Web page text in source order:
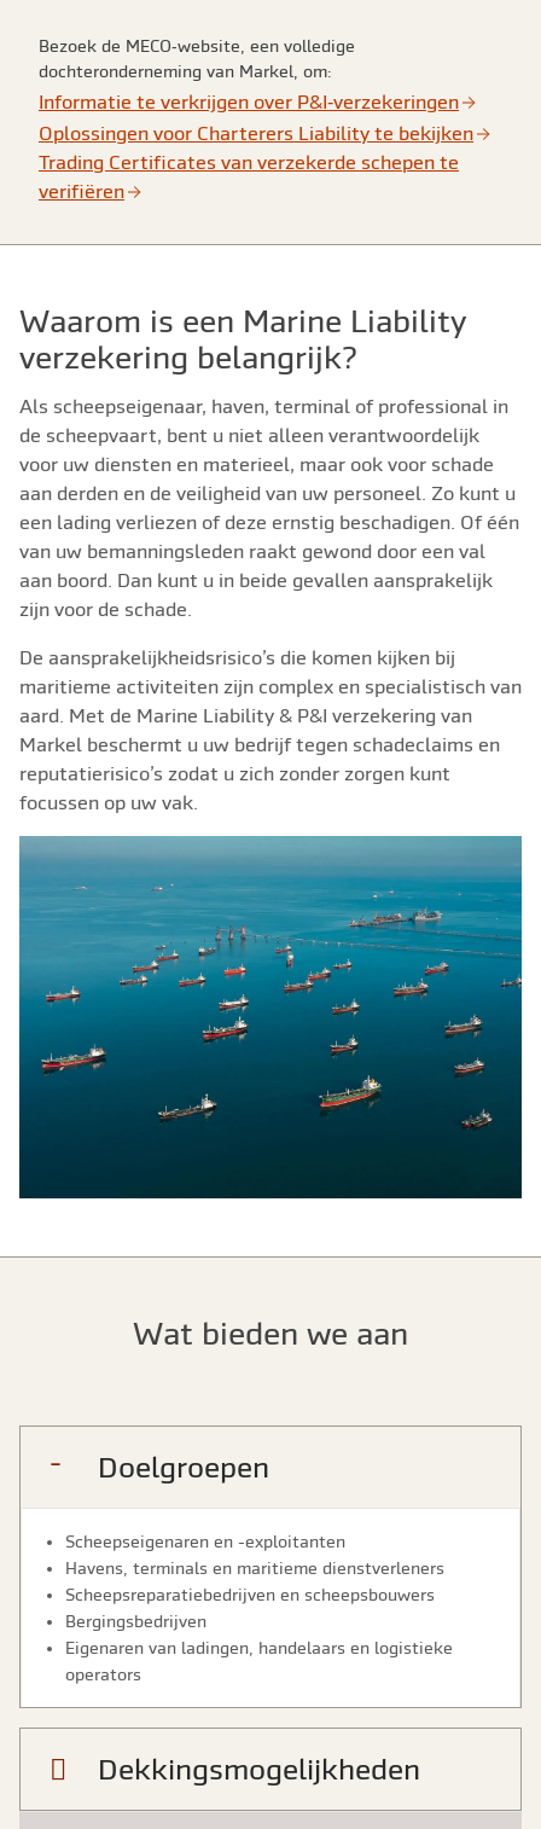
Bezoek de MECO‑website, een volledige
dochteronderneming van Markel, om:
Informatie te verkrijgen over P&I‑verzekeringen
Oplossingen voor Charterers Liability te bekijken
Trading Certificates van verzekerde schepen te
verifiëren
Waarom is een Marine Liability
verzekering belangrijk?
Als scheepseigenaar, haven, terminal of professional in
de scheepvaart, bent u niet alleen verantwoordelijk
voor uw diensten en materieel, maar ook voor schade
aan derden en de veiligheid van uw personeel. Zo kunt u
een lading verliezen of deze ernstig beschadigen. Of één
van uw bemanningsleden raakt gewond door een val
aan boord. Dan kunt u in beide gevallen aansprakelijk
zijn voor de schade.
De aansprakelijkheidsrisico’s die komen kijken bij
maritieme activiteiten zijn complex en specialistisch van
aard. Met de Marine Liability & P&I verzekering van
Markel beschermt u uw bedrijf tegen schadeclaims en
reputatierisico’s zodat u zich zonder zorgen kunt
focussen op uw vak.
Wat bieden we aan
Doelgroepen
Scheepseigenaren en -exploitanten
Havens, terminals en maritieme dienstverleners
Scheepsreparatiebedrijven en scheepsbouwers
Bergingsbedrijven
Eigenaren van ladingen, handelaars en logistieke
operators
Dekkingsmogelijkheden